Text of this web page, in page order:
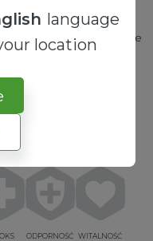
language
location
które chcesz
spełniających wybrane
ODPORNOŚĆ WITALNOŚĆ